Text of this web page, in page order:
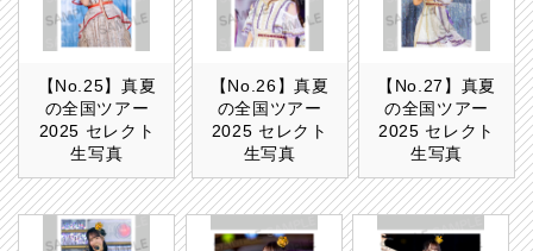
【No.25】真夏
の全国ツアー
2025 セレクト
生写真
【No.26】真夏
の全国ツアー
2025 セレクト
生写真
【No.27】真夏
の全国ツアー
2025 セレクト
生写真